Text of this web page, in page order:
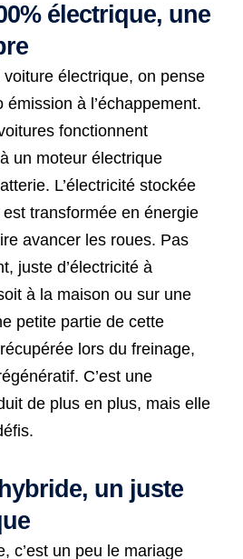
électrique, une
électrique, on pense
à l’échappement.
fonctionnent
un moteur électrique
L’électricité stockée
transformée en énergie
avancer les roues. Pas
juste d’électricité à
à la maison ou sur une
petite partie de cette
lors du freinage,
C’est une
de plus en plus, mais elle
un juste
c’est un peu le mariage